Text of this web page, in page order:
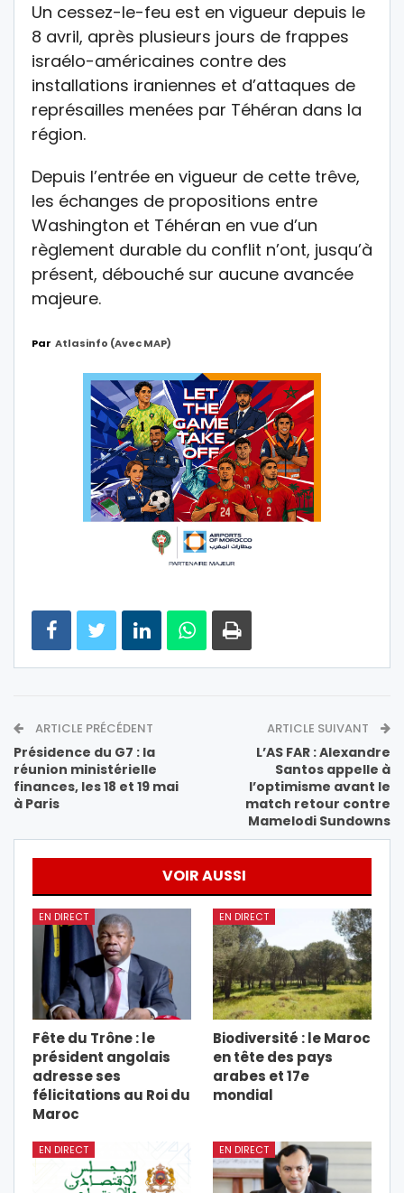
Un cessez-le-feu est en vigueur depuis le
8 avril, après plusieurs jours de frappes
israélo-américaines contre des
installations iraniennes et d’attaques de
représailles menées par Téhéran dans la
région.
Depuis l’entrée en vigueur de cette trêve,
les échanges de propositions entre
Washington et Téhéran en vue d’un
règlement durable du conflit n’ont, jusqu’à
présent, débouché sur aucune avancée
majeure.
Par Atlasinfo (avec MAP)
ARTICLE PRÉCÉDENT
Présidence du G7 : la
réunion ministérielle
finances, les 18 et 19 mai
à Paris
ARTICLE SUIVANT
L’AS FAR : Alexandre
Santos appelle à
l’optimisme avant le
match retour contre
Mamelodi Sundowns
VOIR AUSSI
EN DIRECT
Fête du Trône : le
président angolais
adresse ses
félicitations au Roi du
Maroc
EN DIRECT
Biodiversité : le Maroc
en tête des pays
arabes et 17e
mondial
EN DIRECT EN DIRECT